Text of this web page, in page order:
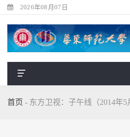
2026年08月07日
首页 - 东方卫视：子午线（2014年5